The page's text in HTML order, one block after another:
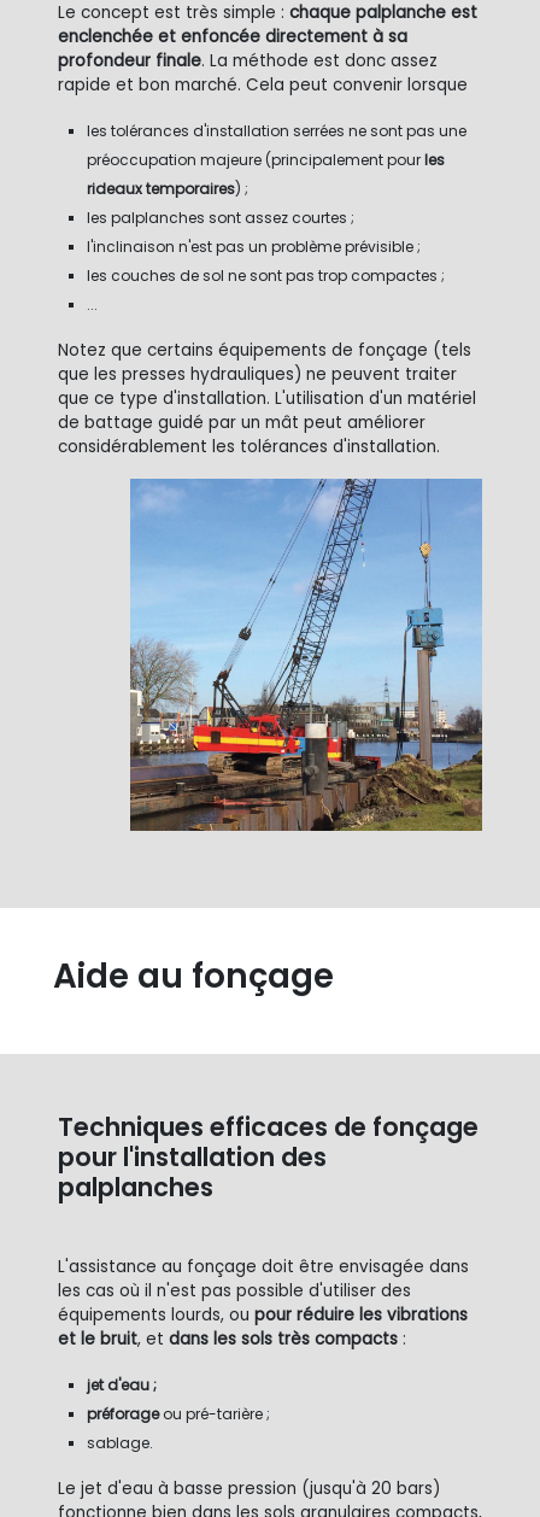
Le concept est très simple : chaque palplanche est
enclenchée et enfoncée directement à sa
profondeur finale. La méthode est donc assez
rapide et bon marché. Cela peut convenir lorsque
les tolérances d'installation serrées ne sont pas une
préoccupation majeure (principalement pourles
rideaux temporaires) ;
les palplanches sont assez courtes ;
l'inclinaison n'est pas un problème prévisible ;
les couches de sol ne sont pas trop compactes ;
...
Notez que certains équipements de fonçage (tels
que les presses hydrauliques) ne peuvent traiter
que ce type d'installation. L'utilisation d'un matériel
de battage guidé par un mât peut améliorer
considérablement les tolérances d'installation.
Aide au fonçage
Techniques efficaces de fonçage
pour l'installation des
palplanches
L'assistance au fonçage doit être envisagée dans
les cas où il n'est pas possible d'utiliser des
équipements lourds, ou pour réduire les vibrations
et le bruit, et dans les sols très compacts :
jet d'eau ;
préforageou pré-tarière ;
sablage.
Le jet d'eau à basse pression (jusqu'à 20 bars)